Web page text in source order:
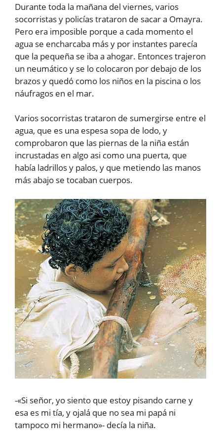
Durante toda la mañana del viernes, varios
socorristas y policías trataron de sacar a Omayra.
Pero era imposible porque a cada momento el
agua se encharcaba más y por instantes parecía
que la pequeña se iba a ahogar. Entonces trajeron
un neumático y se lo colocaron por debajo de los
brazos y quedó como los niños en la piscina o los
náufragos en el mar.
Varios socorristas trataron de sumergirse entre el
agua, que es una espesa sopa de lodo, y
comprobaron que las piernas de la niña están
incrustadas en algo asi como una puerta, que
había ladrillos y palos, y que metiendo las manos
más abajo se tocaban cuerpos.
-«Si señor, yo siento que estoy pisando carne y
esa es mi tía, y ojalá que no sea mi papá ni
tampoco mi hermano»- decía la niña.